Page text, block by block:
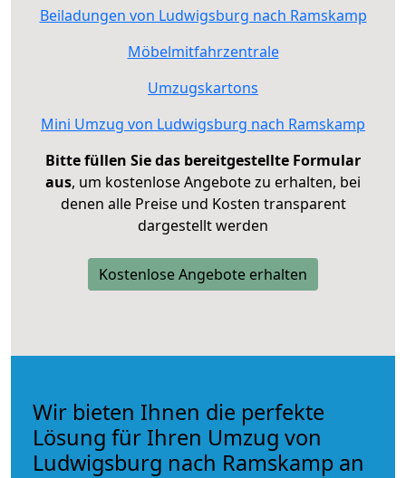
Beiladungen von Ludwigsburg nach Ramskamp
Möbelmitfahrzentrale
Umzugskartons
Mini Umzug von Ludwigsburg nach Ramskamp
Bitte füllen Sie das bereitgestellte Formular
aus, um kostenlose Angebote zu erhalten, bei
denen alle Preise und Kosten transparent
dargestellt werden
Kostenlose Angebote erhalten
Wir bieten Ihnen die perfekte
Lösung für Ihren Umzug von
Ludwigsburg nach Ramskamp an